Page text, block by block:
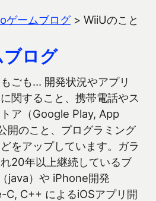
ゲームブログ> WiiUのこと
ログ
ごも… 開発状況やアプリ
関すること、携帯電話やス
ア（Google Play, App
開のこと、プログラミング
をアップしています。ガラ
20年以上継続しているブ
java）や iPhone開発
C, C++ によるiOSアプリ開